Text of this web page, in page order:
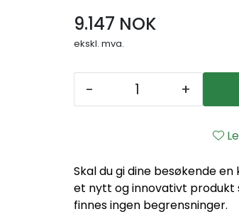
9.147 NOK
ekskl. mva.
- +
Skal du gi dine besøkende
et nytt og innovativt produkt
finnes ingen begrensninger.